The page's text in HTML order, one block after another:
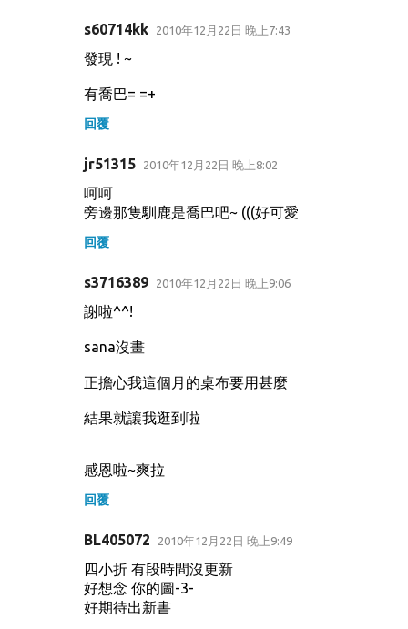
s60714kk 2010年12月22日 晚上7:43
發現 ! ~
有喬巴= =+
回覆
jr51315 2010年12月22日 晚上8:02
呵呵
旁邊那隻馴鹿是喬巴吧~ (((好可愛
回覆
s3716389 2010年12月22日 晚上9:06
謝啦^^!
sana沒畫
正擔心我這個月的桌布要用甚麼
結果就讓我逛到啦
感恩啦~爽拉
回覆
BL405072 2010年12月22日 晚上9:49
四小折 有段時間沒更新
好想念 你的圖-3-
好期待出新書